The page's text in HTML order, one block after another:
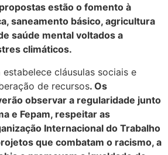
estão o fomento à
saneamento básico, agricultura
saúde mental voltados a
climáticos.
cláusulas sociais e
de recursos. Os
observar a regularidade junto
e Fepam, respeitar as
Internacional do Trabalho
que combatam o racismo, a